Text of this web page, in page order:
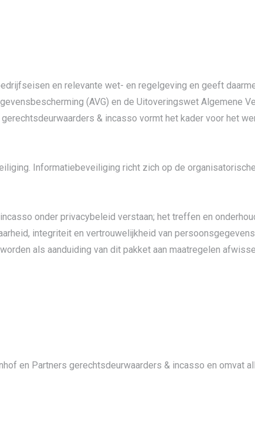
en relevante wet- en regelgeving en geeft
(AVG) en de Uitoveringswet Algemene
& incasso vormt het kader voor het
Informatiebeveiliging richt zich op de
onder privacybeleid verstaan; het treffen en
integriteit en vertrouwelijkheid van
als aanduiding van dit pakket aan maatregelen
en Partners gerechtsdeurwaarders & incasso en omvat